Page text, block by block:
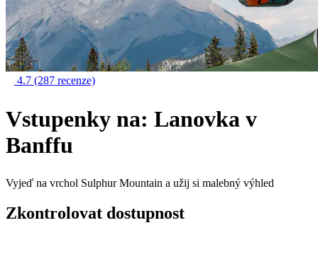
4.7 (287 recenze)
Vstupenky na: Lanovka v
Banffu
Vyjeď na vrchol Sulphur Mountain a užij si malebný výhled
Zkontrolovat dostupnost